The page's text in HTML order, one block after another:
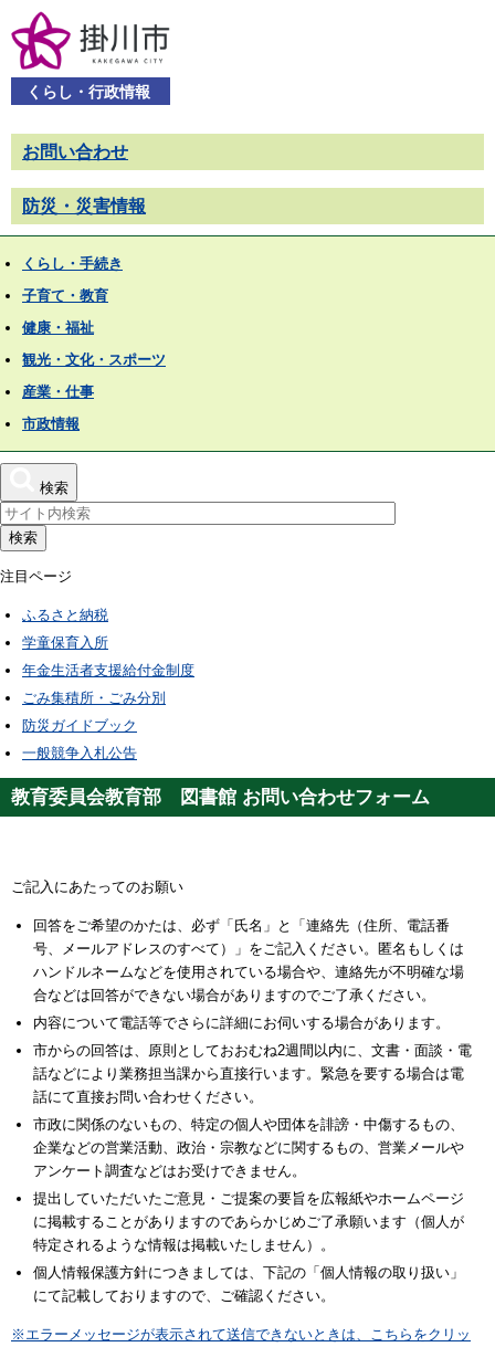
くらし・行政情報
お問い合わせ
防災・災害情報
くらし・手続き
子育て・教育
健康・福祉
観光・文化・スポーツ
産業・仕事
市政情報
検索
検索
注目ページ
ふるさと納税
学童保育入所
年金生活者支援給付金制度
ごみ集積所・ごみ分別
防災ガイドブック
一般競争入札公告
教育委員会教育部 図書館 お問い合わせフォーム
ご記入にあたってのお願い
回答をご希望のかたは、必ず「氏名」と「連絡先（住所、電話番
号、メールアドレスのすべて）」をご記入ください。匿名もしくは
ハンドルネームなどを使用されている場合や、連絡先が不明確な場
合などは回答ができない場合がありますのでご了承ください。
内容について電話等でさらに詳細にお伺いする場合があります。
市からの回答は、原則としておおむね2週間以内に、文書・面談・電
話などにより業務担当課から直接行います。緊急を要する場合は電
話にて直接お問い合わせください。
市政に関係のないもの、特定の個人や団体を誹謗・中傷するもの、
企業などの営業活動、政治・宗教などに関するもの、営業メールや
アンケート調査などはお受けできません。
提出していただいたご意見・ご提案の要旨を広報紙やホームページ
に掲載することがありますのであらかじめご了承願います（個人が
特定されるような情報は掲載いたしません）。
個人情報保護方針につきましては、下記の「個人情報の取り扱い」
にて記載しておりますので、ご確認ください。
※エラーメッセージが表示されて送信できないときは、こちらをクリッ